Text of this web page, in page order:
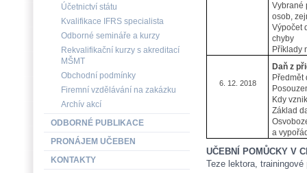
Vybrané
osob,
Výpočet
chyby
Příklady
6. 12. 2018
Daň z
Předmět
Kdy
Základ
a
UČEBNÍ POMŮCKY V
Teze lektora, trainingové
Účetnictví státu
Kvalifikace IFRS specialista
Odborné semináře a kurzy
Rekvalifikační kurzy s akreditací
MŠMT
Obchodní podmínky
Firemní vzdělávání na zakázku
Archív akcí
ODBORNÉ PUBLIKACE
PRONÁJEM UČEBEN
KONTAKTY